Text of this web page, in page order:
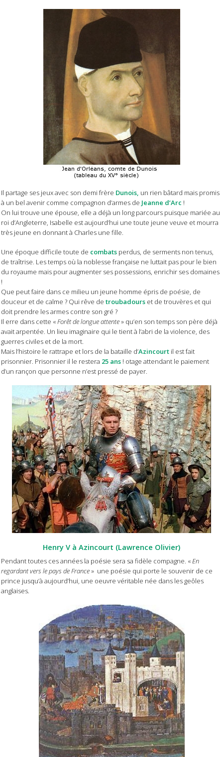
Il partage ses jeux avec son demi frère Dunois, un rien bâtard mais promis
à un bel avenir comme compagnon d’armes de Jeanne d’Arc !
On lui trouve une épouse, elle a déjà un long parcours puisque mariée au
roi d’Angleterre, Isabelle est aujourd’hui une toute jeune veuve et mourra
très jeune en donnant à Charles une fille.
Une époque difficile toute de combats perdus, de serments non tenus,
de traîtrise. Les temps où la noblesse française ne luttait pas pour le bien
du royaume mais pour augmenter ses possessions, enrichir ses domaines
!
Que peut faire dans ce milieu un jeune homme épris de poésie, de
douceur et de calme ? Qui rêve de troubadours et de trouvères et qui
doit prendre les armes contre son gré ?
Il erre dans cette «Forêt de longue attente» qu’en son temps son père déjà
avait arpentée. Un lieu imaginaire qui le tient à l’abri de la violence, des
guerres civiles et de la mort.
Mais l’histoire le rattrape et lors de la bataille d’Azincourt il est fait
prisonnier. Prisonnier il le restera 25 ans ! otage attendant le paiement
d’un rançon que personne n’est pressé de payer.
Henry V à Azincourt (Lawrence Olivier)
Pendant toutes ces années la poésie sera sa fidèle compagne. «En
regardant vers le pays de France» une poésie qui porte le souvenir de ce
prince jusqu’à aujourd’hui, une oeuvre véritable née dans les geôles
anglaises.